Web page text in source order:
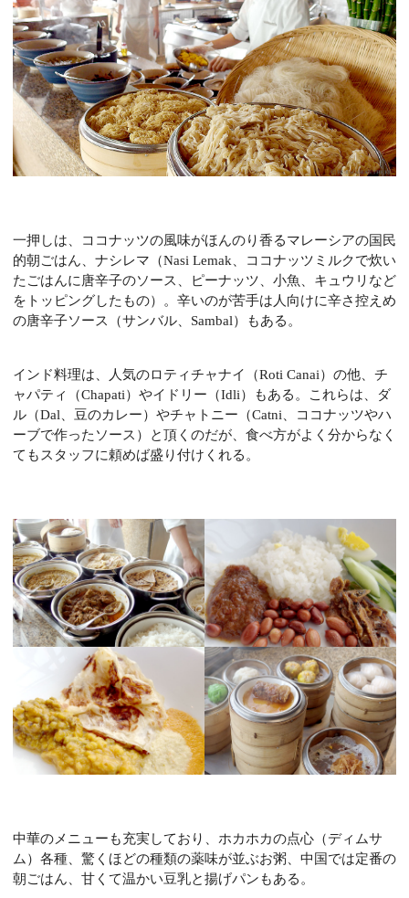
一押しは、ココナッツの風味がほんのり香るマレーシアの国民
的朝ごはん、ナシレマ（Nasi Lemak、ココナッツミルクで炊い
たごはんに唐辛子のソース、ピーナッツ、小魚、キュウリなど
をトッピングしたもの）。辛いのが苦手は人向けに辛さ控えめ
の唐辛子ソース（サンバル、Sambal）もある。
インド料理は、人気のロティチャナイ（Roti Canai）の他、チ
ャパティ（Chapati）やイドリー（Idli）もある。これらは、ダ
ル（Dal、豆のカレー）やチャトニー（Catni、ココナッツやハ
ーブで作ったソース）と頂くのだが、食べ方がよく分からなく
てもスタッフに頼めば盛り付けくれる。
中華のメニューも充実しており、ホカホカの点心（ディムサ
ム）各種、 驚くほどの種類の薬味が並ぶお粥、中国では定番の
朝ごはん、甘くて温かい豆乳と揚げパンもある。